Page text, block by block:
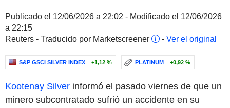
Publicado el 12/06/2026 a 22:02 - Modificado el 12/06/2026
a 22:15
Reuters - Traducido por Marketscreener
- Ver el original
S&P GSCI SILVER INDEX +1,12 % PLATINUM +0,92 %
Kootenay Silver informó el pasado viernes de que un
minero subcontratado sufrió un accidente en su